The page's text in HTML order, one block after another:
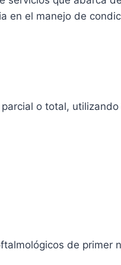
en el manejo de
o total,
de primer